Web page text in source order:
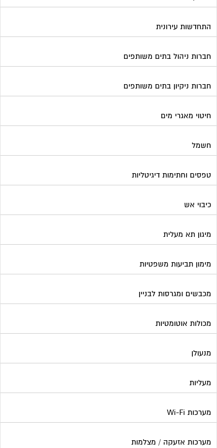
התחדשות עירונית
חברות ניהול בתים משותפים
חברות ניקיון בתים משותפים
חיטוי מאגרי מים
חשמל
טפסים וחתימות דיגיטליות
כיבוי אש
מיגון תא מעלית
מימון תביעות משפטיות
מכבשים ומגרסות לבניין
מכולות אוטומטיות
מנעולן
מעליות
מערכות Wi-Fi
מערכות אזעקה / מצלמות